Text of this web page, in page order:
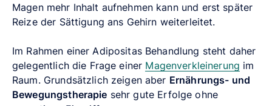
Magen mehr Inhalt aufnehmen kann und erst später
Reize der Sättigung ans Gehirn weiterleitet.
Im Rahmen einer Adipositas Behandlung steht daher
gelegentlich die Frage einer Magenverkleinerung im
Raum. Grundsätzlich zeigen aber Ernährungs- und
Bewegungstherapie sehr gute Erfolge ohne